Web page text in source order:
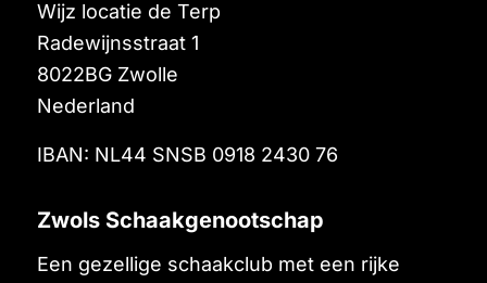
Wijz locatie de Terp
Radewijnsstraat 1
8022BG Zwolle
Nederland
IBAN: NL44 SNSB 0918 2430 76
Zwols Schaakgenootschap
Een gezellige schaakclub met een rijke